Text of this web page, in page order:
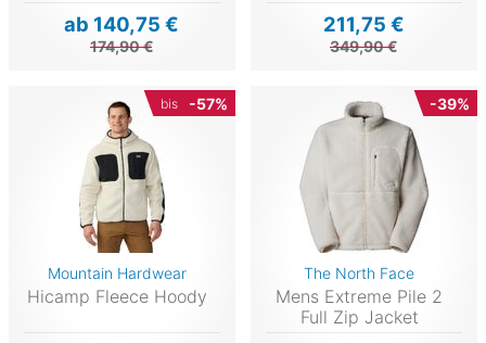
ab 140,75 €
174,90 €
211,75 €
349,90 €
bis -57%
Mountain Hardwear
Hicamp Fleece Hoody
-39%
The North Face
Mens Extreme Pile 2
Full Zip Jacket